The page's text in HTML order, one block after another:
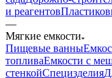
и реагентов
—
Мягкие емкости
Пищевые ванны
топливаЕмкости с
стенкойСпецизделия